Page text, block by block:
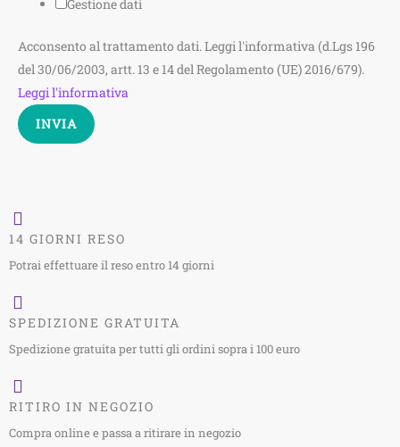
Gestione dati
Acconsento al trattamento dati. Leggi l'informativa (d.Lgs 196
del 30/06/2003, artt. 13 e 14 del Regolamento (UE) 2016/679).
Leggi l'informativa
INVIA
14 GIORNI RESO
Potrai effettuare il reso entro 14 giorni
SPEDIZIONE GRATUITA
Spedizione gratuita per tutti gli ordini sopra i 100 euro
RITIRO IN NEGOZIO
Compra online e passa a ritirare in negozio